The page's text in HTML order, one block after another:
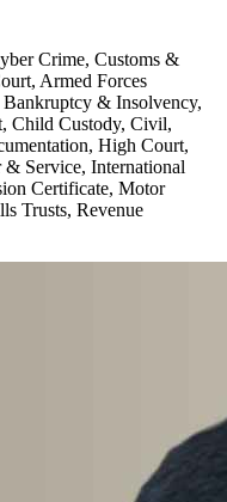
Crime, Customs &
Armed Forces
& Insolvency,
Child Custody, Civil,
High Court,
Service, International
Certificate, Motor
Trusts, Revenue